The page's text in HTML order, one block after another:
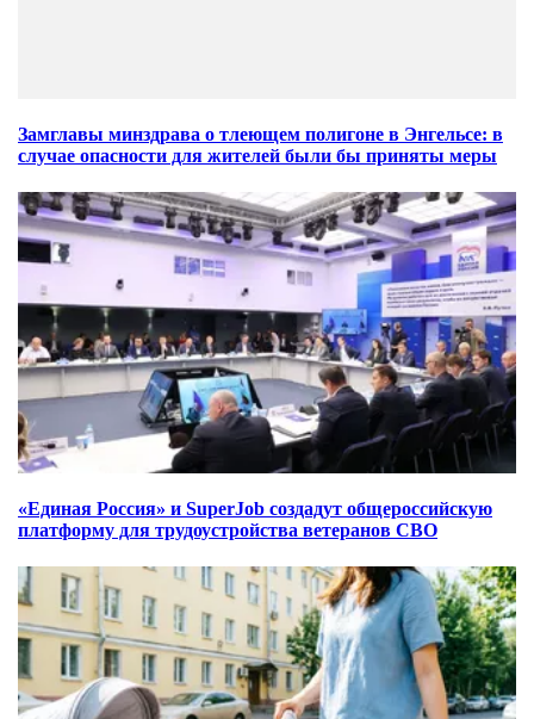
Замглавы минздрава о тлеющем полигоне в Энгельсе: в
случае опасности для жителей были бы приняты меры
«Единая Россия» и SuperJob создадут общероссийскую
платформу для трудоустройства ветеранов СВО